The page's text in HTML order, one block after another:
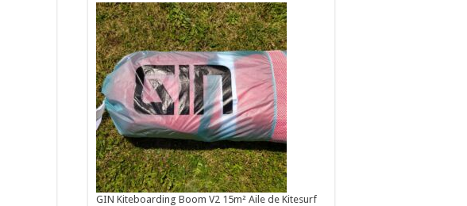
GIN Kiteboarding Boom V2 15m² Aile de Kitesurf